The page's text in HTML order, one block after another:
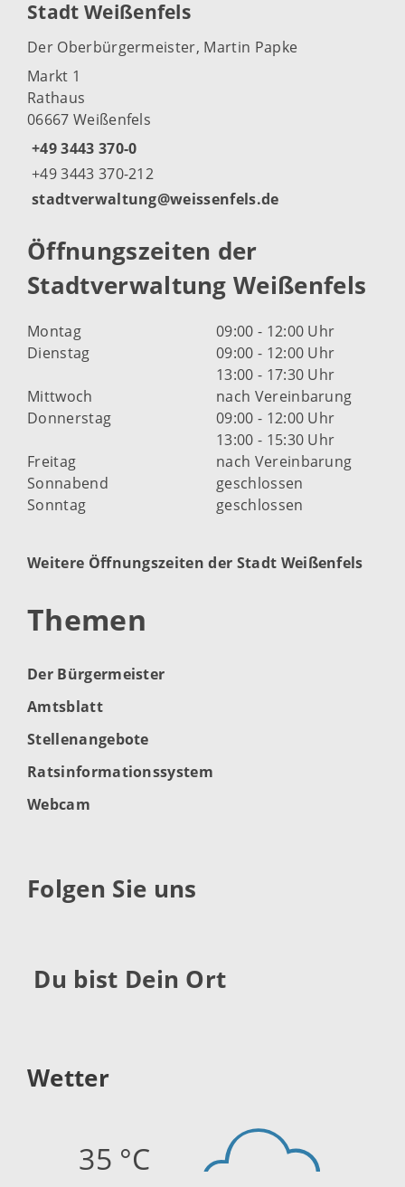
Stadt Weißenfels
Der Oberbürgermeister, Martin Papke
Markt 1
Rathaus
06667 Weißenfels
+49 3443 370-0
+49 3443 370-212
stadtverwaltung@weissenfels.de
Öffnungszeiten der
Stadtverwaltung Weißenfels
Montag
09:00 - 12:00 Uhr
Dienstag
09:00 - 12:00 Uhr
13:00 - 17:30 Uhr
Mittwoch
nach Vereinbarung
Donnerstag
09:00 - 12:00 Uhr
13:00 - 15:30 Uhr
Freitag
nach Vereinbarung
Sonnabend
geschlossen
Sonntag
geschlossen
Weitere Öffnungszeiten der Stadt Weißenfels
Themen
Der Bürgermeister
Amtsblatt
Stellenangebote
Ratsinformationssystem
Webcam
Folgen Sie uns
Du bist Dein Ort
Wetter
35 °C